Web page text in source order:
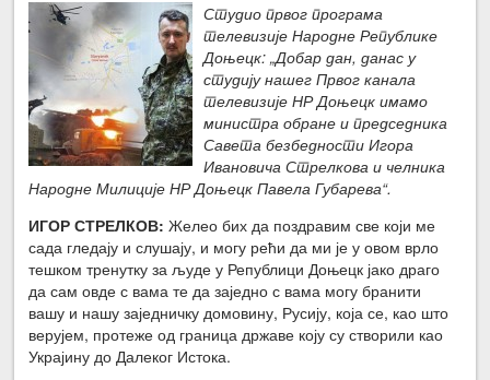
Студио првог програма
телевизије Народне Републике
Доњецк: „Добар дан, данас у
студију нашег Првог канала
телевизије НР Доњецк имамо
министра обране и председника
Савета безбедности Игора
Ивановича Стрелкова и челника
Народне Милиције НР Доњецк Павела Губарева“.
ИГОР СТРЕЛКОВ: Желео бих да поздравим све који ме
сада гледају и слушају, и могу рећи да ми је у овом врло
тешком тренутку за људе у Републици Доњецк јако драго
да сам овде с вама те да заједно с вама могу бранити
вашу и нашу заједничку домовину, Русију, која се, као што
верујем, протеже од граница државе коју су створили као
Украјину до Далеког Истока.